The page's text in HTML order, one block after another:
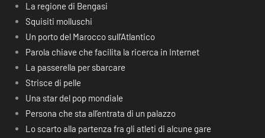
La regione di Bengasi
Squisiti molluschi
Un porto del Marocco sull’Atlantico
Parola chiave che facilita la ricerca in Internet
La passerella per sbarcare
Strisce di pelle
Una star del pop mondiale
Persona che sta all’entrata di un palazzo
Lo scarto alla partenza fra gli atleti di alcune gare